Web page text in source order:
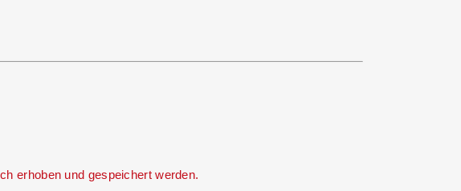
erhoben und gespeichert werden.